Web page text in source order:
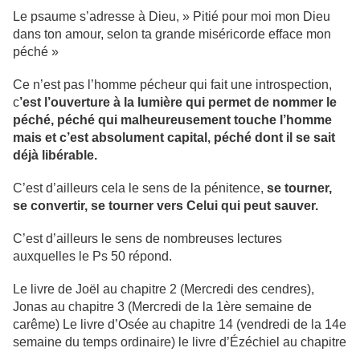
Le psaume s’adresse à Dieu, » Pitié pour moi mon Dieu
dans ton amour, selon ta grande miséricorde efface mon
péché »
Ce n’est pas l’homme pécheur qui fait une introspection,
c’est l’ouverture à la lumière qui permet de nommer le
péché, péché qui malheureusement touche l’homme
mais et c’est absolument capital, péché dont il se sait
déjà libérable.
C’est d’ailleurs cela le sens de la pénitence, se tourner,
se convertir, se tourner vers Celui qui peut sauver.
C’est d’ailleurs le sens de nombreuses lectures
auxquelles le Ps 50 répond.
Le livre de Joël au chapitre 2 (Mercredi des cendres),
Jonas au chapitre 3 (Mercredi de la 1ère semaine de
carême) Le livre d’Osée au chapitre 14 (vendredi de la 14e
semaine du temps ordinaire) le livre d’Ézéchiel au chapitre